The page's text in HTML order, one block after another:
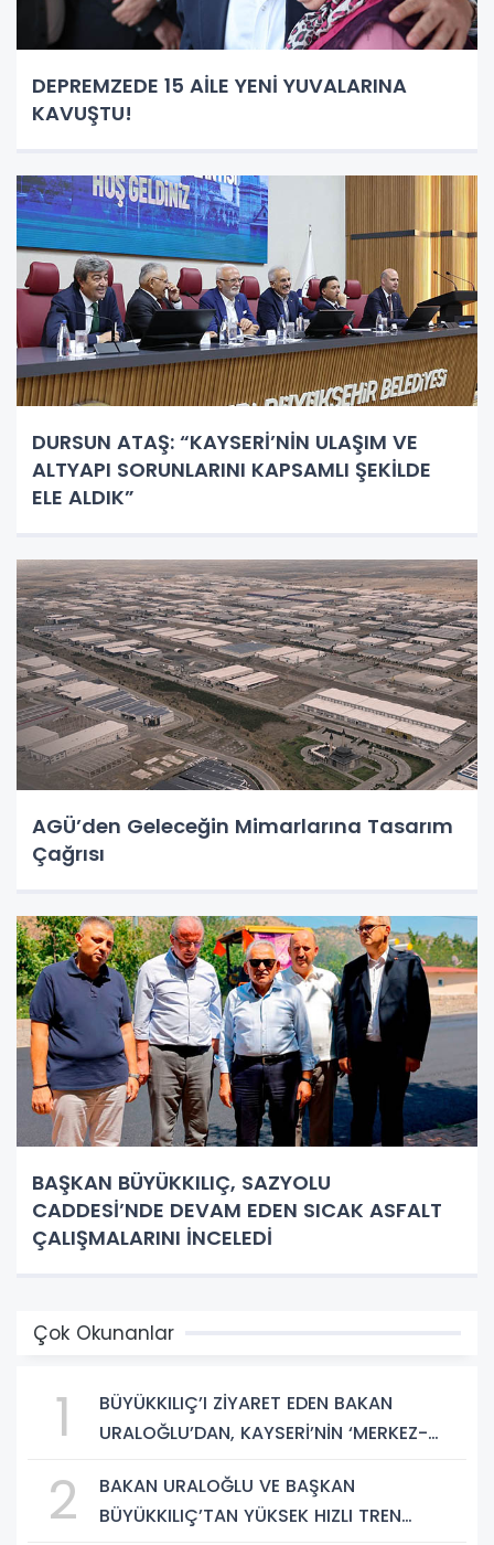
DEPREMZEDE 15 AİLE YENİ YUVALARINA
KAVUŞTU!
DURSUN ATAŞ: “KAYSERİ’NİN ULAŞIM VE
ALTYAPI SORUNLARINI KAPSAMLI ŞEKİLDE
ELE ALDIK”
AGÜ’den Geleceğin Mimarlarına Tasarım
Çağrısı
BAŞKAN BÜYÜKKILIÇ, SAZYOLU
CADDESİ’NDE DEVAM EDEN SICAK ASFALT
ÇALIŞMALARINI İNCELEDİ
Çok Okunanlar
1
BÜYÜKKILIÇ’I ZİYARET EDEN BAKAN
URALOĞLU’DAN, KAYSERİ’NİN ‘MERKEZ-
2
BAKAN URALOĞLU VE BAŞKAN
BÜYÜKKILIÇ’TAN YÜKSEK HIZLI TREN